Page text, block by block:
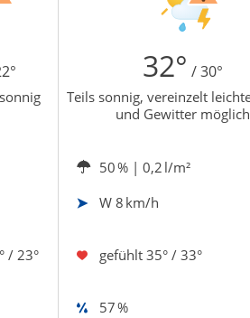
32° / 30°
Teils sonnig, vereinzelt
und Gewitter möglich
50 % | 0,2 l/m²
W 8 km/h
/ 23° gefühlt 35° / 33°
57 %